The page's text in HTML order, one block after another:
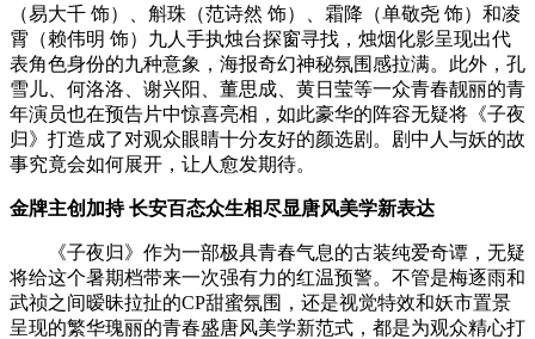
（易大千 饰）、斛珠（范诗然 饰）、霜降（单敬尧 饰）和凌
霄（赖伟明 饰）九人手执烛台探窗寻找，烛烟化影呈现出代
表角色身份的九种意象，海报奇幻神秘氛围感拉满。此外，孔
雪儿、何洛洛、谢兴阳、董思成、黄日莹等一众青春靓丽的青
年演员也在预告片中惊喜亮相，如此豪华的阵容无疑将《子夜
归》打造成了对观众眼睛十分友好的颜选剧。剧中人与妖的故
事究竟会如何展开，让人愈发期待。
金牌主创加持 长安百态众生相尽显唐风美学新表达
《子夜归》作为一部极具青春气息的古装纯爱奇谭，无疑
将给这个暑期档带来一次强有力的红温预警。不管是梅逐雨和
武祯之间暧昧拉扯的CP甜蜜氛围，还是视觉特效和妖市置景
呈现的繁华瑰丽的青春盛唐风美学新范式，都是为观众精心打